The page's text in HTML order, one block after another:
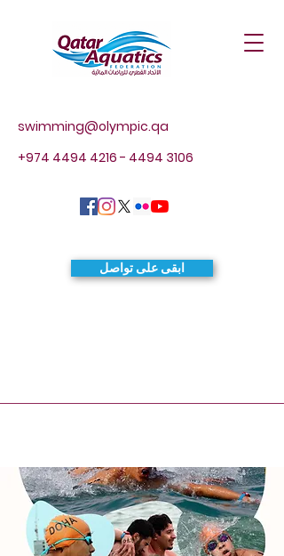
swimming@olympic.qa
+974 4494 4216 - 4494 3106
ابقى على تواصل